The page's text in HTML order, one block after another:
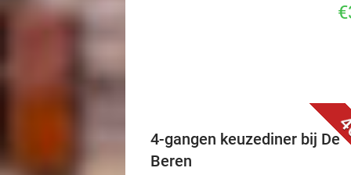
4-gangen keuzediner bij De
Beren